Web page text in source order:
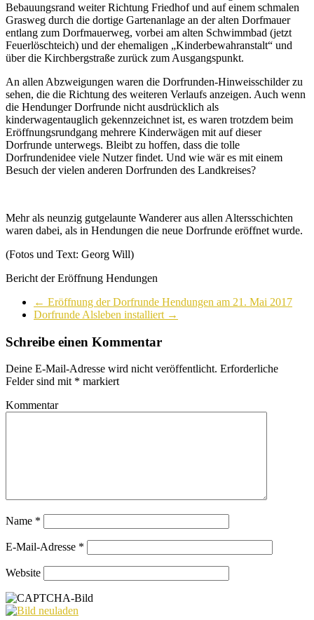
Bebauungsrand weiter Richtung Friedhof und auf einem schmalen
Grasweg durch die dortige Gartenanlage an der alten Dorfmauer
entlang zum Dorfmauerweg, vorbei am alten Schwimmbad (jetzt
Feuerlöschteich) und der ehemaligen „Kinderbewahranstalt“ und
über die Kirchbergstraße zurück zum Ausgangspunkt.
An allen Abzweigungen waren die Dorfrunden-Hinweisschilder zu
sehen, die die Richtung des weiteren Verlaufs anzeigen. Auch wenn
die Hendunger Dorfrunde nicht ausdrücklich als
kinderwagentauglich gekennzeichnet ist, es waren trotzdem beim
Eröffnungsrundgang mehrere Kinderwägen mit auf dieser
Dorfrunde unterwegs. Bleibt zu hoffen, dass die tolle
Dorfrundenidee viele Nutzer findet. Und wie wär es mit einem
Besuch der vielen anderen Dorfrunden des Landkreises?
Mehr als neunzig gutgelaunte Wanderer aus allen Altersschichten
waren dabei, als in Hendungen die neue Dorfrunde eröffnet wurde.
(Fotos und Text: Georg Will)
Bericht der Eröffnung Hendungen
← Eröffnung der Dorfrunde Hendungen am 21. Mai 2017
Dorfrunde Alsleben installiert →
Schreibe einen Kommentar
Deine E-Mail-Adresse wird nicht veröffentlicht. Erforderliche
Felder sind mit * markiert
Kommentar
Name *
E-Mail-Adresse *
Website